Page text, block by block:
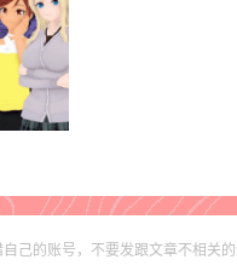
己的账号，不要发跟文章不相关